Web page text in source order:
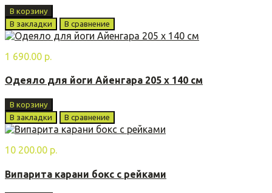
В корзину
В закладки
В сравнение
1 690.00 р.
Одеяло для йоги Айенгара 205 х 140 см
В корзину
В закладки
В сравнение
10 200.00 р.
Випарита карани бoкс с рейками